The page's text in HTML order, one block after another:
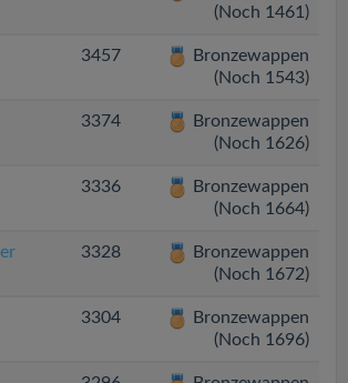
(Noch 1461)
3457
Bronzewappen
(Noch 1543)
3374
Bronzewappen
(Noch 1626)
3336
Bronzewappen
(Noch 1664)
3328
Bronzewappen
(Noch 1672)
3304
Bronzewappen
(Noch 1696)